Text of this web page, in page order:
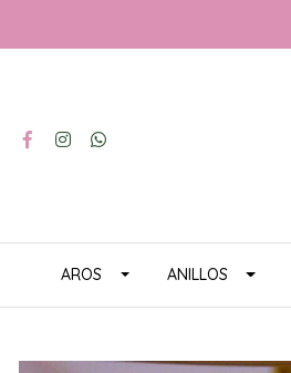
AROS ANILLOS